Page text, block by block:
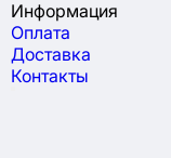
Информация
Оплата
Доставка
Контакты